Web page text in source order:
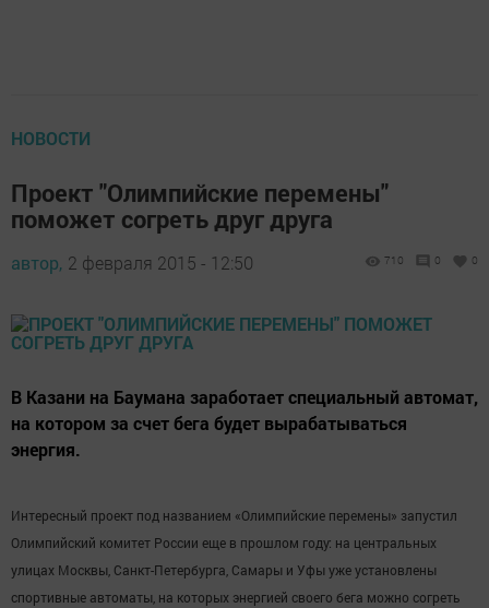
НОВОСТИ
Проект "Олимпийские перемены"
поможет согреть друг друга
автор, 2 февраля 2015 - 12:50 710 0 0
В Казани на Баумана заработает специальный автомат,
на котором за счет бега будет вырабатываться
энергия.
Интересный проект под названием «Олимпийские перемены» запустил
Олимпийский комитет России еще в прошлом году: на центральных
улицах Москвы, Санкт-Петербурга, Самары и Уфы уже установлены
спортивные автоматы, на которых энергией своего бега можно согреть